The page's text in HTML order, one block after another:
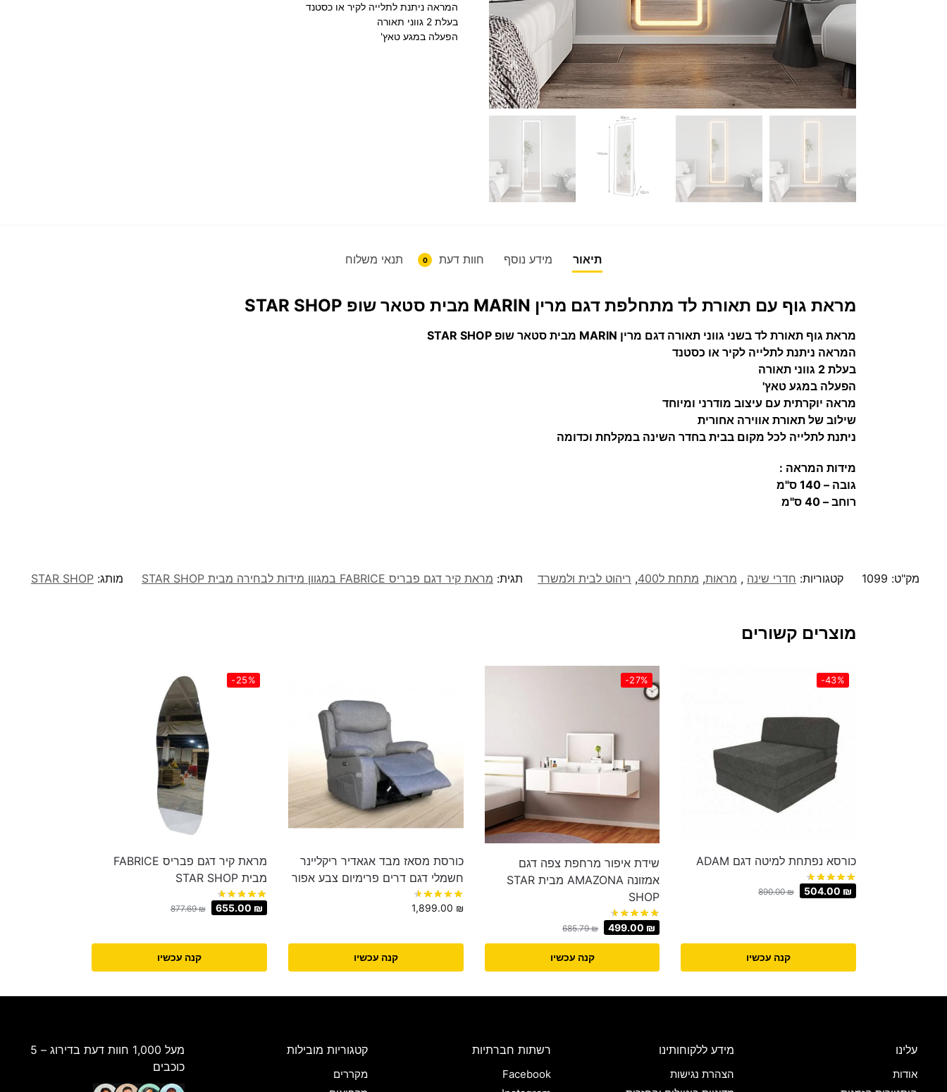
המראה ניתנת לתלייה לקיר או כסטנד
בעלת 2 גווני תאורה
הפעלה במגע טאץ'
תיאור מידע נוסף חוות דעת 0 תנאי משלוח
מראת גוף עם תאורת לד מתחלפת דגם מרין MARIN מבית סטאר שופ STAR SHOP
מראת גוף תאורת לד בשני גווני תאורה דגם מרין MARIN מבית סטאר שופ STAR SHOP
המראה ניתנת לתלייה לקיר או כסטנד
בעלת 2 גווני תאורה
הפעלה במגע טאץ'
מראה יוקרתית עם עיצוב מודרני ומיוחד
שילוב של תאורת אווירה אחורית
ניתנת לתלייה לכל מקום בבית בחדר השינה במקלחת וכדומה
מידות המראה :
גובה – 140 ס"מ
רוחב – 40 ס"מ
מק"ט: 1099 קטגוריות: חדרי שינה , מראות, מתחת ל400 , ריהוט לבית ולמשרד תגית: מראת קיר דגם פבריס FABRICE במגוון מידות לבחירה מבית STAR SHOP מותג: STAR SHOP
מוצרים קשורים
-43%
כורסא נפתחת למיטה דגם ADAM
890.00₪ 504.00 ₪
קנה עכשיו
-27%
שידת איפור מרחפת צפה דגם
אמזונה AMAZONA מבית STAR
SHOP
685.79₪ 499.00 ₪
קנה עכשיו
כורסת מסאז מבד אגאדיר ריקליינר
חשמלי דגם דרים פרימיום צבע אפור
1,899.00 ₪
קנה עכשיו
-25%
מראת קיר דגם פבריס FABRICE
מבית STAR SHOP
877.69₪ 655.00 ₪
קנה עכשיו
עלינו
אודות
מידע ללקוחותינו
הצהרת נגישות
רשתות חברתיות
Facebook
קטגוריות מובילות
מקררים
מעל 1,000 חוות דעת בדירוג – 5
כוכבים